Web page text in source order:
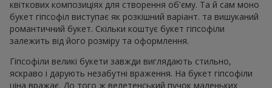
квіткових композиціях для створення об'єму. Та й сам моно
букет гіпсофіл виступає як розкішний варіант. та вишуканий
романтичний букет. Скільки коштує букет гіпсофіли
залежить від його розміру та оформлення.
Гіпсофіли великі букети завжди виглядають стильно,
яскраво і дарують незабутні враження. На букет гіпсофіли
ціна вражає. До того ж велетенський пучок маленьких